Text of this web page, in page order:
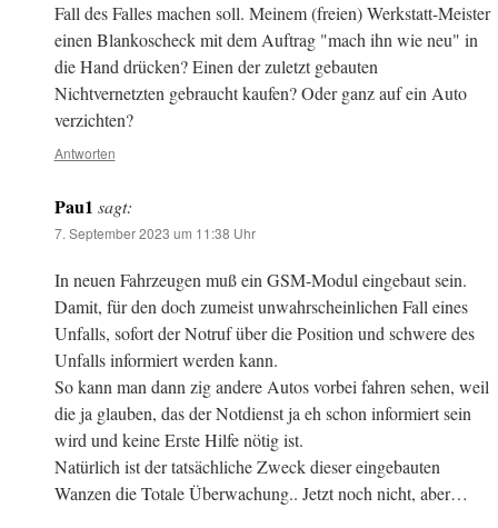
Fall des Falles machen soll. Meinem (freien) Werkstatt-Meister
einen Blankoscheck mit dem Auftrag "mach ihn wie neu" in
die Hand drücken? Einen der zuletzt gebauten
Nichtvernetzten gebraucht kaufen? Oder ganz auf ein Auto
verzichten?
Antworten
Pau1 sagt:
7. September 2023 um 11:38 Uhr
In neuen Fahrzeugen muß ein GSM-Modul eingebaut sein.
Damit, für den doch zumeist unwahrscheinlichen Fall eines
Unfalls, sofort der Notruf über die Position und schwere des
Unfalls informiert werden kann.
So kann man dann zig andere Autos vorbei fahren sehen, weil
die ja glauben, das der Notdienst ja eh schon informiert sein
wird und keine Erste Hilfe nötig ist.
Natürlich ist der tatsächliche Zweck dieser eingebauten
Wanzen die Totale Überwachung.. Jetzt noch nicht, aber…